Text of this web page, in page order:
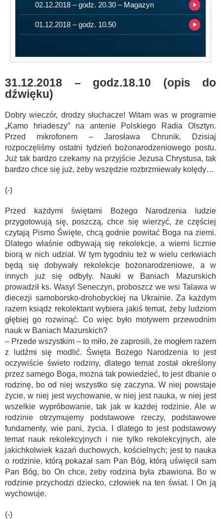
02.12.2018 – godz. 20.30 – Magazyn
01.12.2018 – godz. 10.50
31.12.2018 – godz.18.10 (opis do
dźwięku)
Dobry wieczór, drodzy słuchacze! Witam was w programie
„Kamo hriadeszy” na antenie Polskiego Radia Olsztyn.
Przed mikrofonem – Jarosława Chrunik. Dzisiaj
rozpoczęliśmy ostatni tydzień bożonarodzeniowego postu.
Już tak bardzo czekamy na przyjście Jezusa Chrystusa, tak
bardzo chce się już, żeby wszędzie rozbrzmiewały kolędy…
(-)
Przed każdymi świętami Bożego Narodzenia ludzie
przygotowują się, poszczą, chce się wierzyć, że częściej
czytają Pismo Święte, chcą godnie powitać Boga na ziemi.
Dlatego właśnie odbywają się rekolekcje, a wierni licznie
biorą w nich udział. W tym tygodniu też w wielu cerkwiach
będą się dobywały rekolekcje bożonarodzeniowe, a w
innych już się odbyły. Nauki w Baniach Mazurskich
prowadził ks. Wasyl Seneczyn, proboszcz we wsi Talawa w
diecezji samoborsko-drohobyckiej na Ukrainie. Za każdym
razem ksiądz rekolektant wybiera jakiś temat, żeby ludziom
głębiej go rozwinąć. Co więc było motywem przewodnim
nauk w Baniach Mazurskich?
– Przede wszystkim – to miło, że zaprosili, że mogłem razem
z ludźmi się modlić. Święta Bożego Narodzenia to jest
oczywiście świeto rodziny, dlatego temat został określony
przez samego Boga, można tak powiedzieć, to jest dbanie o
rodzinę, bo od niej wszystko się zaczyna. W niej powstaje
życie, w niej jest wychowanie, w niej jest nauka, w niej jest
wszelkie wypróbowanie, tak jak w każdej rodzinie. Ale w
rodzinie otrzymujemy podstawowe rzeczy, podstawowe
fundamenty, wie pani, życia. I dlatego to jest podstawowy
temat nauk rekolekcyjnych i nie tylko rekolekcyjnych, ale
jakichkolwiek kazań duchowych, kościelnych; jest to nauka
o rodzinie, którą pokazał sam Pan Bóg, którą uświęcił sam
Pan Bóg, bo On chce, żeby rodzina była zbawiona. Bo w
rodzinie przychodzi dziecko, człowiek na ten świat. I On ją
wychowuje.
(-)